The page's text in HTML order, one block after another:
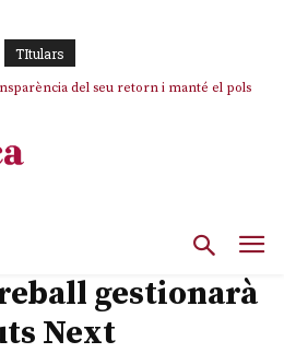
TItulars
del seu retorn i manté el pols
un “efecte crida” massiu per la seva
gestionarà
Next